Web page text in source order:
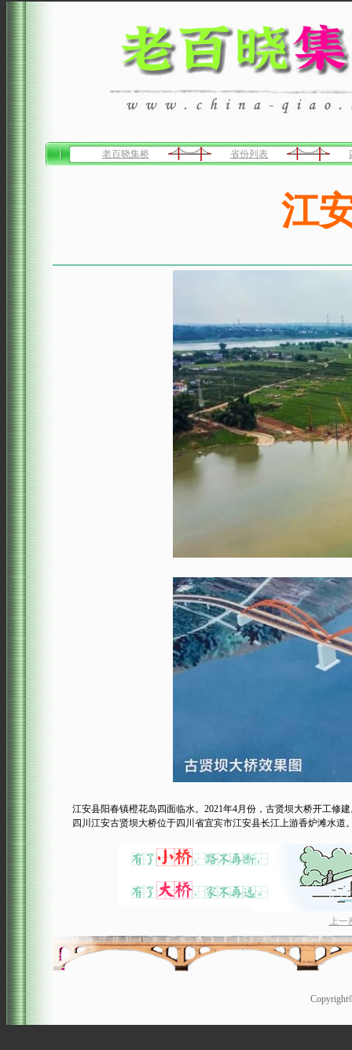
老百晓集桥 省份列表
江
江安县阳春镇橙花岛四面临水。2021年4月份，古贤坝大桥开工修建
四川江安古贤坝大桥位于四川省宜宾市江安县长江上游香炉滩水道
上一